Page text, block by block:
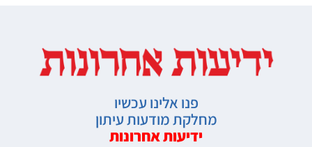
פנו אלינו עכשיו
מחלקת מודעות עיתון
ידיעות אחרונות